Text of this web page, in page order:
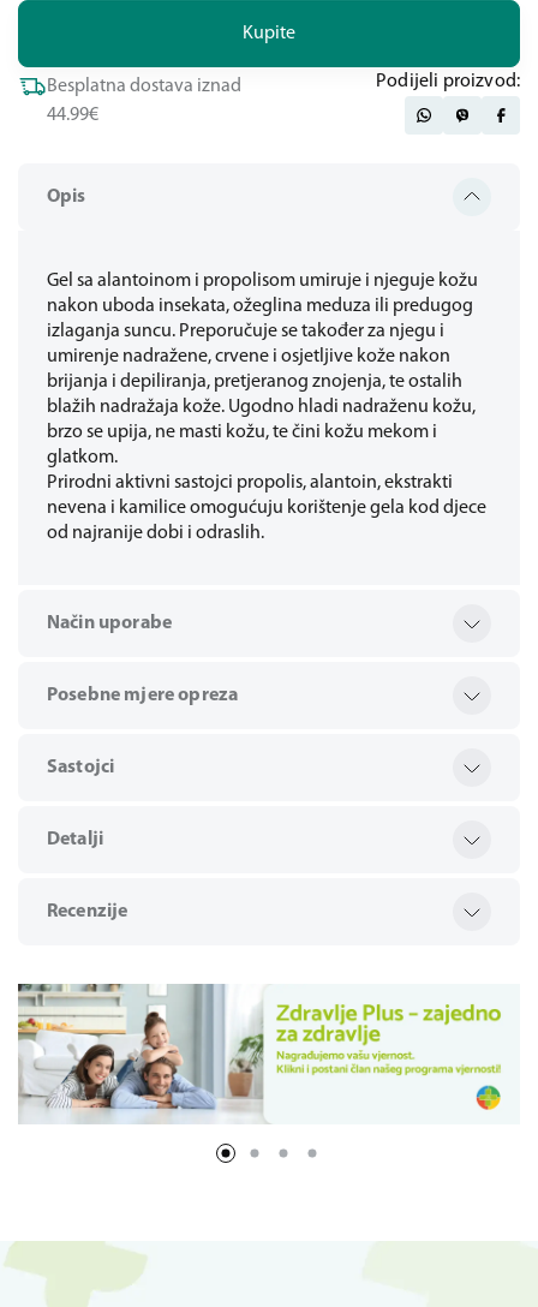
Opis
Gel sa alantoinom i propolisom umiruje i njeguje kožu
nakon uboda insekata, ožeglina meduza ili predugog
izlaganja suncu. Preporučuje se također za njegu i
umirenje nadražene, crvene i osjetljive kože nakon
brijanja i depiliranja, pretjeranog znojenja, te ostalih
blažih nadražaja kože. Ugodno hladi nadraženu kožu,
brzo se upija, ne masti kožu, te čini kožu mekom i
glatkom.
Prirodni aktivni sastojci propolis, alantoin, ekstrakti
nevena i kamilice omogućuju korištenje gela kod djece
od najranije dobi i odraslih.
Način uporabe
Posebne mjere opreza
Sastojci
Detalji
Recenzije
Kupite
Besplatna dostava iznad
44.99€
Podijeli proizvod: